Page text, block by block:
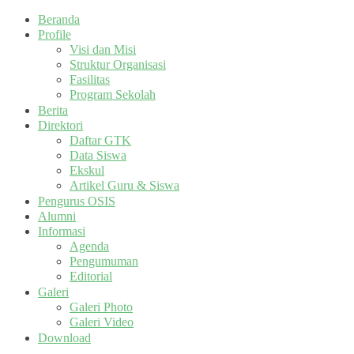
Beranda
Profile
Visi dan Misi
Struktur Organisasi
Fasilitas
Program Sekolah
Berita
Direktori
Daftar GTK
Data Siswa
Ekskul
Artikel Guru & Siswa
Pengurus OSIS
Alumni
Informasi
Agenda
Pengumuman
Editorial
Galeri
Galeri Photo
Galeri Video
Download